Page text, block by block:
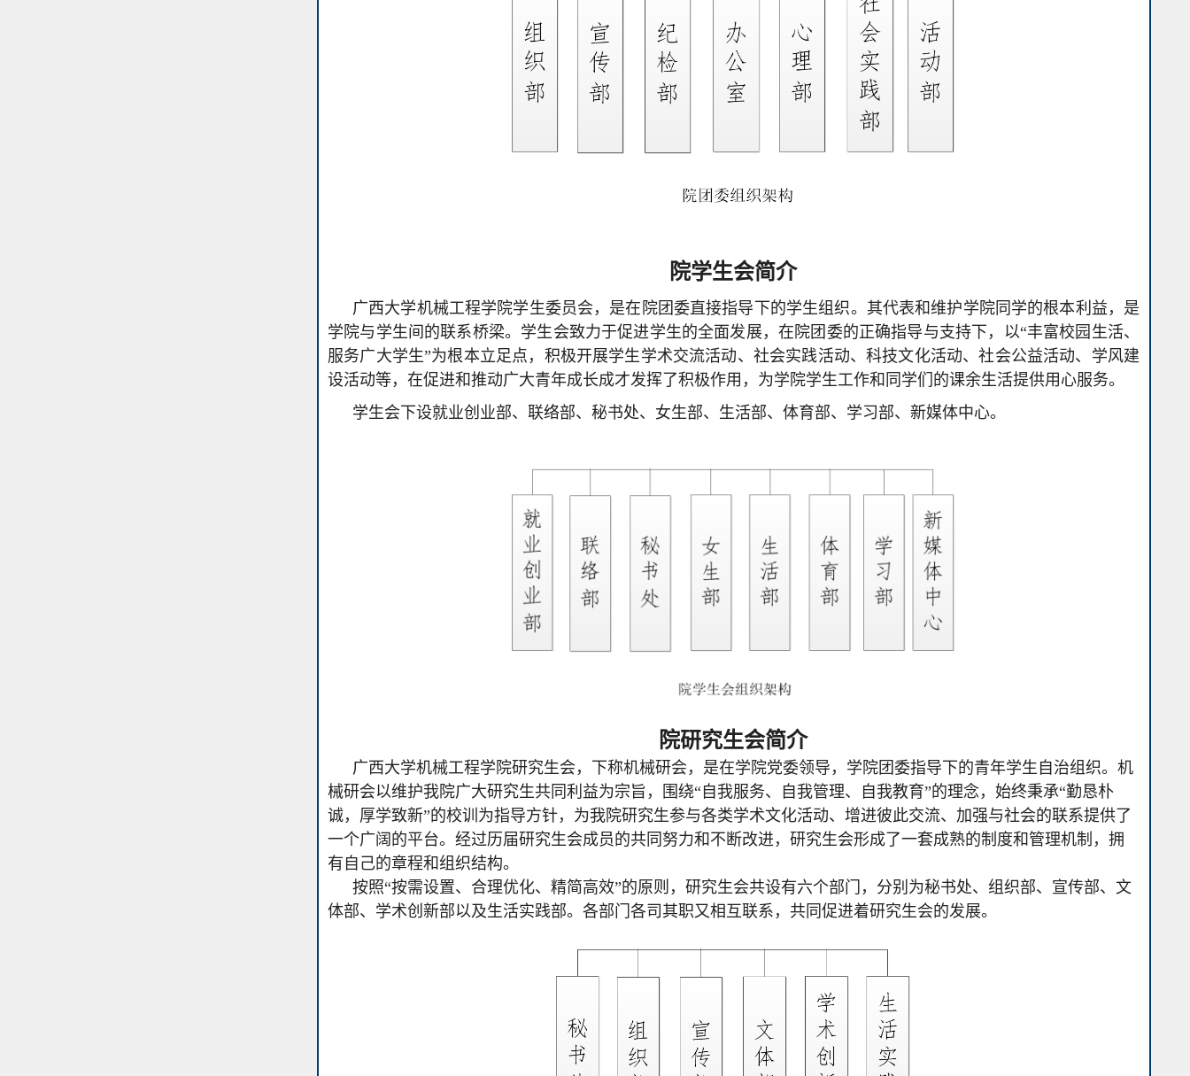
院学生会简介
广西大学机械工程学院学生委员会，是在院团委直接指导下的学生组织。其代表和维护学院同学的根本利益，是
学院与学生间的联系桥梁。学生会致力于促进学生的全面发展，在院团委的正确指导与支持下，以“丰富校园生活、
服务广大学生”为根本立足点，积极开展学生学术交流活动、社会实践活动、科技文化活动、社会公益活动、学风建
设活动等，在促进和推动广大青年成长成才发挥了积极作用，为学院学生工作和同学们的课余生活提供用心服务。
学生会下设就业创业部、联络部、秘书处、女生部、生活部、体育部、学习部、新媒体中心。
院研究生会简介
广西大学机械工程学院研究生会，下称机械研会，是在学院党委领导，学院团委指导下的青年学生自治组织。机
械研会以维护我院广大研究生共同利益为宗旨，围绕“自我服务、自我管理、自我教育”的理念，始终秉承“勤恳朴
诚，厚学致新”的校训为指导方针，为我院研究生参与各类学术文化活动、增进彼此交流、加强与社会的联系提供了
一个广阔的平台。经过历届研究生会成员的共同努力和不断改进，研究生会形成了一套成熟的制度和管理机制，拥
有自己的章程和组织结构。
按照“按需设置、合理优化、精简高效”的原则，研究生会共设有六个部门，分别为秘书处、组织部、宣传部、文
体部、学术创新部以及生活实践部。各部门各司其职又相互联系，共同促进着研究生会的发展。